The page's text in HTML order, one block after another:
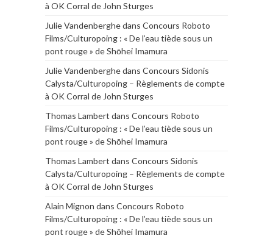
à OK Corral de John Sturges
Julie Vandenberghedans Concours Roboto
Films/Culturopoing : « De l’eau tiède sous un
pont rouge » de Shōhei Imamura
Julie Vandenberghedans Concours Sidonis
Calysta/Culturopoing – Règlements de compte
à OK Corral de John Sturges
Thomas Lambert dans Concours Roboto
Films/Culturopoing : « De l’eau tiède sous un
pont rouge » de Shōhei Imamura
Thomas Lambert dans Concours Sidonis
Calysta/Culturopoing – Règlements de compte
à OK Corral de John Sturges
Alain Mignon dans Concours Roboto
Films/Culturopoing : « De l’eau tiède sous un
pont rouge » de Shōhei Imamura